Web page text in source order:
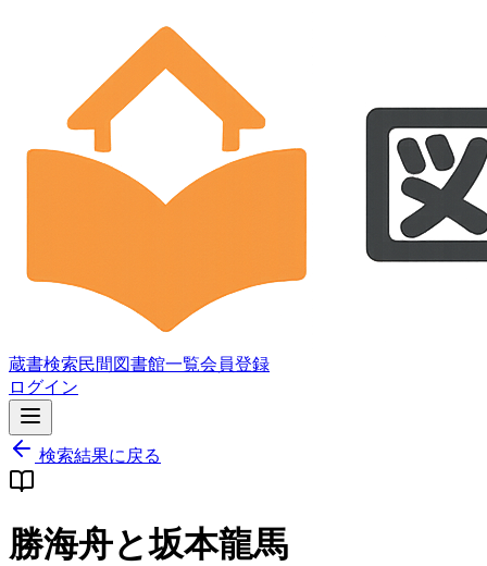
蔵書検索民間図書館一覧会員登録
ログイン
検索結果に戻る
勝海舟と坂本龍馬